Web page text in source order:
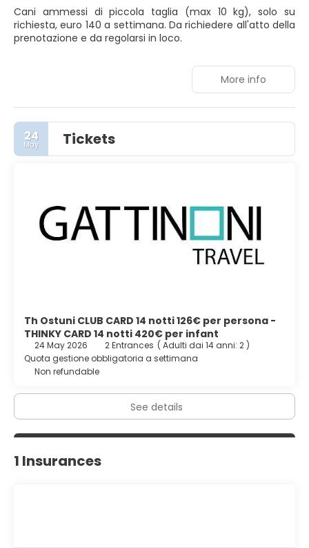
Cani ammessi di piccola taglia (max 10 kg), solo su
richiesta, euro 140 a settimana. Da richiedere all'atto della
prenotazione e da regolarsi in loco.
More info
24
May Tickets
Th Ostuni CLUB CARD 14 notti 126€ per persona -
THINKY CARD 14 notti 420€ per infant
24 May 2026 2 Entrances ( Adulti dai 14 anni: 2 )
Quota gestione obbligatoria a settimana
Non refundable
See details
1 Insurances